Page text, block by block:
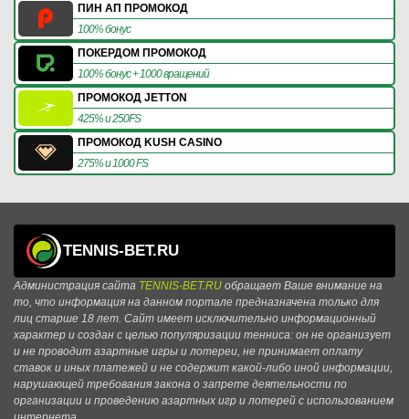
ПИН АП ПРОМОКОД
100% бонус
ПОКЕРДОМ ПРОМОКОД
100% бонус + 1000 вращений
ПРОМОКОД JETTON
425% и 250FS
ПРОМОКОД KUSH CASINO
275% и 1000 FS
TENNIS-BET.RU
Администрация сайта TENNIS-BET.RU обращает Ваше внимание на
то, что информация на данном портале предназначена только для
лиц старше 18 лет. Сайт имеет исключительно информационный
характер и создан с целью популяризации тенниса: он не организует
и не проводит азартные игры и лотереи, не принимает оплату
ставок и иных платежей и не содержит какой-либо иной информации,
нарушающей требования закона о запрете деятельности по
организации и проведению азартных игр и лотерей с использованием